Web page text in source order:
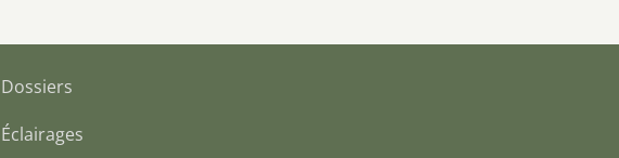
Dossiers
Éclairages